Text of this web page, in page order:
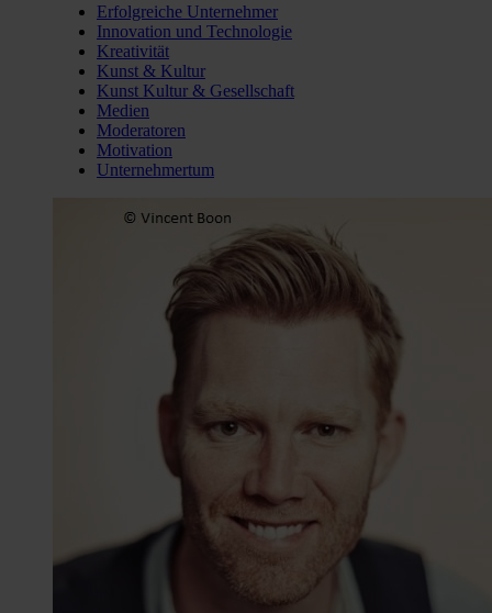
Erfolgreiche Unternehmer
Innovation und Technologie
Kreativität
Kunst & Kultur
Kunst Kultur & Gesellschaft
Medien
Moderatoren
Motivation
Unternehmertum